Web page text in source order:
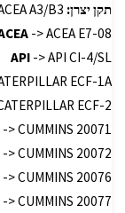
תקן יצרן: A3/B3
-> ACEA E7-08
API-> API CI-4/SL
ECF-1A
ECF-2
-> CUMMINS 20071
-> CUMMINS 20072
-> CUMMINS 20076
-> CUMMINS 20077